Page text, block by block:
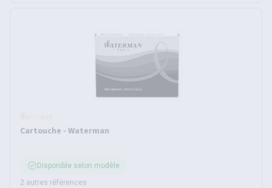
Cartouche - Waterman
Disponible selon modèle
2 autres références